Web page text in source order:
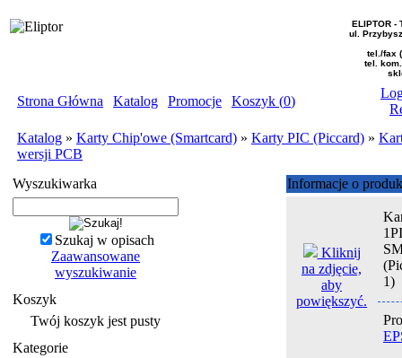
ELIPTOR -
ul.
tel./fax
tel.
Strona Główna Katalog Promocje Koszyk (0)
Katalog » Karty Chip'owe (Smartcard) » Karty PIC (Piccard) »
wersji PCB
Wyszukiwarka
Szukaj w opisach
Zaawansowane
wyszukiwanie
Koszyk
Twój koszyk jest pusty
Kategorie
Informacje o
Kliknij
na zdjęcie,
aby
powiększyć.
1)